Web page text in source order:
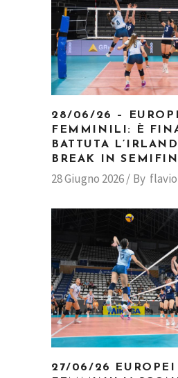
28/06/26 –
FEMMINILI: È
BATTUTA
BREAK IN
28 Giugno 2026 By
27/06/26 EUROPEI